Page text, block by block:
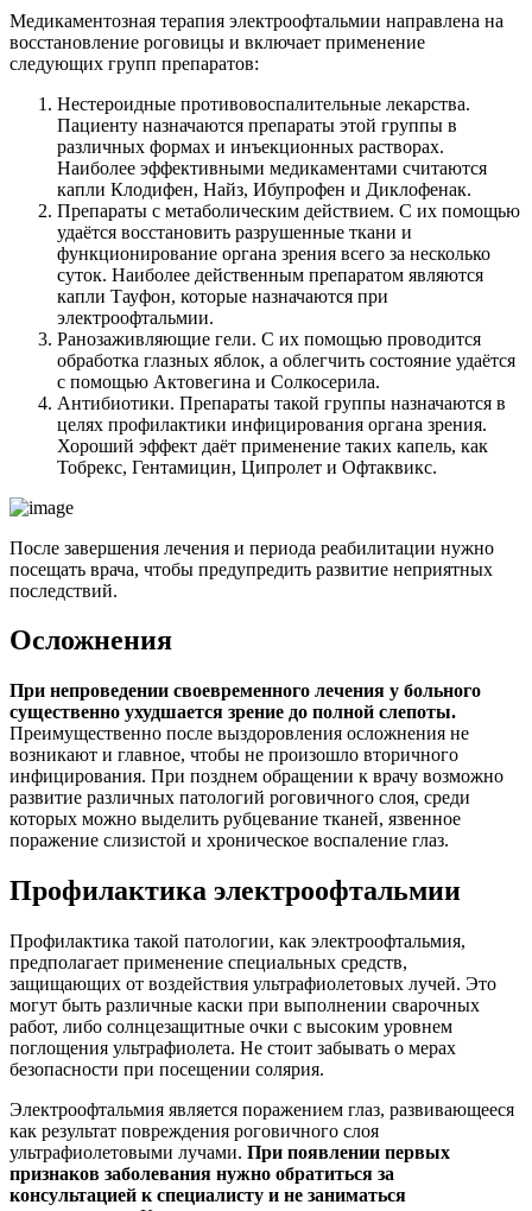
Медикаментозная терапия электроофтальмии направлена на
восстановление роговицы и включает применение
следующих групп препаратов:
Нестероидные противовоспалительные лекарства.
Пациенту назначаются препараты этой группы в
различных формах и инъекционных растворах.
Наиболее эффективными медикаментами считаются
капли Клодифен, Найз, Ибупрофен и Диклофенак.
Препараты с метаболическим действием. С их помощью
удаётся восстановить разрушенные ткани и
функционирование органа зрения всего за несколько
суток. Наиболее действенным препаратом являются
капли Тауфон, которые назначаются при
электроофтальмии.
Ранозаживляющие гели. С их помощью проводится
обработка глазных яблок, а облегчить состояние удаётся
с помощью Актовегина и Солкосерила.
Антибиотики. Препараты такой группы назначаются в
целях профилактики инфицирования органа зрения.
Хороший эффект даёт применение таких капель, как
Тобрекс, Гентамицин, Ципролет и Офтаквикс.
После завершения лечения и периода реабилитации нужно
посещать врача, чтобы предупредить развитие неприятных
последствий.
Осложнения
При непроведении своевременного лечения у больного
существенно ухудшается зрение до полной слепоты.
Преимущественно после выздоровления осложнения не
возникают и главное, чтобы не произошло вторичного
инфицирования. При позднем обращении к врачу возможно
развитие различных патологий роговичного слоя, среди
которых можно выделить рубцевание тканей, язвенное
поражение слизистой и хроническое воспаление глаз.
Профилактика электроофтальмии
Профилактика такой патологии, как электроофтальмия,
предполагает применение специальных средств,
защищающих от воздействия ультрафиолетовых лучей. Это
могут быть различные каски при выполнении сварочных
работ, либо солнцезащитные очки с высоким уровнем
поглощения ультрафиолета. Не стоит забывать о мерах
безопасности при посещении солярия.
Электроофтальмия является поражением глаз, развивающееся
как результат повреждения роговичного слоя
ультрафиолетовыми лучами. При появлении первых
признаков заболевания нужно обратиться за
консультацией к специалисту и не заниматься